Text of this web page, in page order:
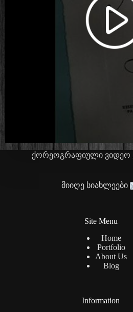
ქორეოგრაფიული ვიდეო
მიიღე სიახლეები
Site Menu
Home
Portfolio
About Us
Blog
Information